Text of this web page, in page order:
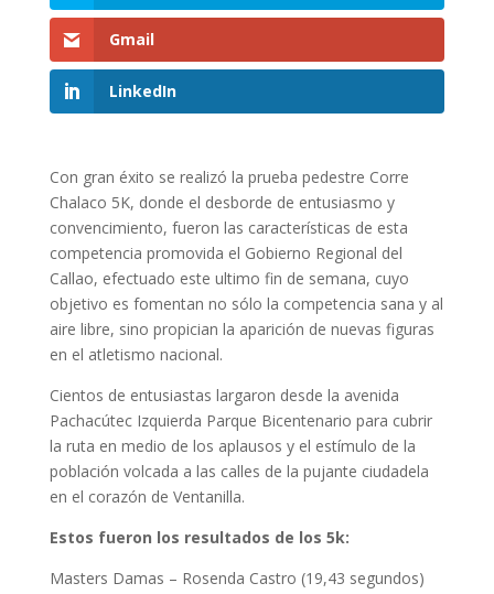
Gmail
LinkedIn
Con gran éxito se realizó la prueba pedestre Corre
Chalaco 5K, donde el desborde de entusiasmo y
convencimiento, fueron las características de esta
competencia promovida el Gobierno Regional del
Callao, efectuado este ultimo fin de semana, cuyo
objetivo es fomentan no sólo la competencia sana y al
aire libre, sino propician la aparición de nuevas figuras
en el atletismo nacional.
Cientos de entusiastas largaron desde la avenida
Pachacútec Izquierda Parque Bicentenario para cubrir
la ruta en medio de los aplausos y el estímulo de la
población volcada a las calles de la pujante ciudadela
en el corazón de Ventanilla.
Estos fueron los resultados de los 5k:
Masters Damas – Rosenda Castro (19,43 segundos)